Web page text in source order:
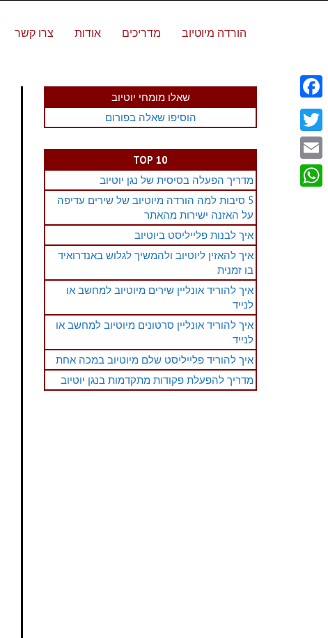
הורדה מיוטיוב מדריכים אודות צרו קשר
שאלו מומחי יוטיוב
הוסיפו שאלה בפורום
TOP 10
מדריך הפעלה בסיסית של נגן יוטיוב
5 סיבות למה הורדה מיוטיוב של שירים עדיפה
על האזנה ישירות מהאתר
איך לבנות פלייליסט ביוטיוב
איך להאזין ליוטיוב ולהמשיך לגלוש באנדרואיד
בו זמנית
איך להוריד אונליין שירים מיוטיוב למחשב או
לנייד
איך להוריד אונליין סרטונים מיוטיוב למחשב או
לנייד
איך להוריד פלייליסט שלם מיוטיוב במכה אחת
מדריך להפעלת פקודות מתקדמות בנגן יוטיוב
Facebook
Twitter
Email